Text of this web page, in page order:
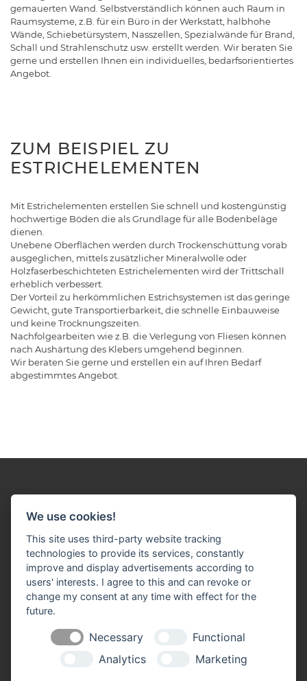
gemauerten Wand. Selbstverständlich können auch Raum in
Raumsysteme, z.B. für ein Büro in der Werkstatt, halbhohe
Wände, Schiebetürsystem, Nasszellen, Spezialwände für Brand,
Schall und Strahlenschutz usw. erstellt werden. Wir beraten Sie
gerne und erstellen Ihnen ein individuelles, bedarfsorientiertes
Angebot.
ZUM BEISPIEL ZU
ESTRICHELEMENTEN
Mit Estrichelementen erstellen Sie schnell und kostengünstig
hochwertige Böden die als Grundlage für alle Bodenbeläge
dienen.
Unebene Oberflächen werden durch Trockenschüttung vorab
ausgeglichen, mittels zusätzlicher Mineralwolle oder
Holzfaserbeschichteten Estrichelementen wird der Trittschall
erheblich verbessert.
Der Vorteil zu herkömmlichen Estrichsystemen ist das geringe
Gewicht, gute Transportierbarkeit, die schnelle Einbauweise
und keine Trocknungszeiten.
Nachfolgearbeiten wie z.B. die Verlegung von Fliesen können
nach Aushärtung des Klebers umgehend beginnen.
Wir beraten Sie gerne und erstellen ein auf Ihren Bedarf
abgestimmtes Angebot.
Impressum Datenschutz Widerruf-Formular
Cookie-Einstellungen ändern
53332 Bornheim-Roisdorf
Telefon: 0 22 22 / 93 30 - 0
Telefax: 0 22 22 / 93 30 - 33
We use cookies!
This site uses third-party website tracking
technologies to provide its services, constantly
improve and display advertisements according to
users' interests. I agree to this and can revoke or
change my consent at any time with effect for the
future.
Necessary
Functional
Analytics
Marketing